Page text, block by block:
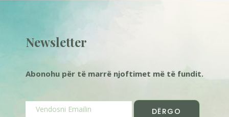
Newsletter
Abonohu për të marrë njoftimet më të fundit.
DËRGO